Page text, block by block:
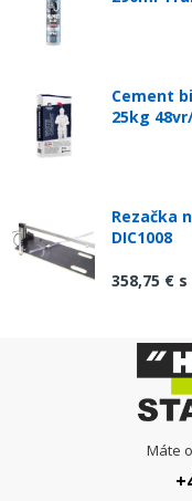
Cement
25kg
Rezačka
DIC1008
358,75 € s
Máte